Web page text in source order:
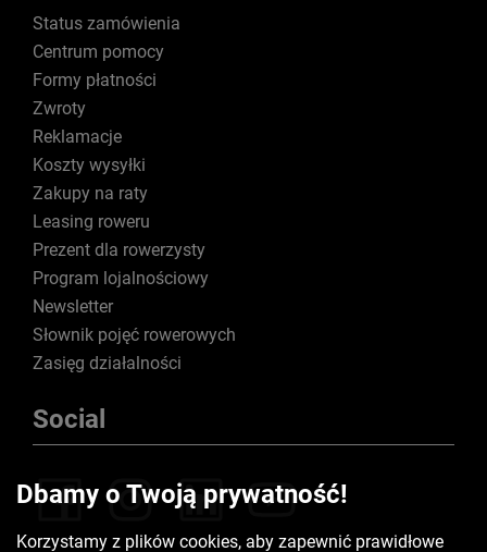
Status zamówienia
Centrum pomocy
Formy płatności
Zwroty
Reklamacje
Koszty wysyłki
Zakupy na raty
Leasing roweru
Prezent dla rowerzysty
Program lojalnościowy
Newsletter
Słownik pojęć rowerowych
Zasięg działalności
Social
Dbamy o Twoją prywatność!
Korzystamy z plików cookies, aby zapewnić prawidłowe